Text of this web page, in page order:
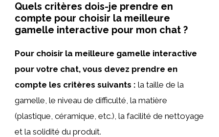
Quels critères dois-je prendre en
compte pour choisir la meilleure
gamelle interactive pour mon chat ?
Pour choisir la meilleure gamelle interactive
pour votre chat, vous devez prendre en
compte les critères suivants : la taille de la
gamelle, le niveau de difficulté, la matière
(plastique, céramique, etc.), la facilité de nettoyage
et la solidité du produit.